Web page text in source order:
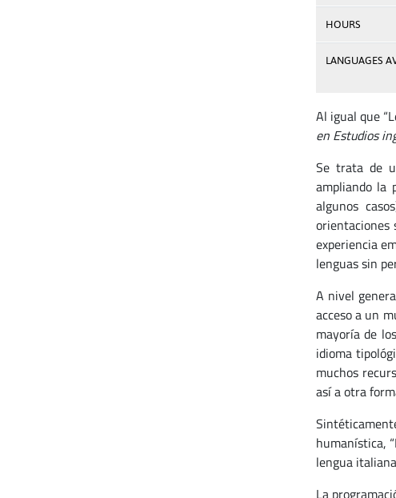
HOURS
LANGUAGES
Al igual que
en Estudios
Se trata de
ampliando la
algunos
experiencia
lenguas sin
A nivel
acceso a un
mayoría de
idioma
muchos
así a otra
humanística,
lengua
La